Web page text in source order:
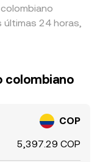
últimas 24 horas,
colombiano
COP
5,397.29 COP